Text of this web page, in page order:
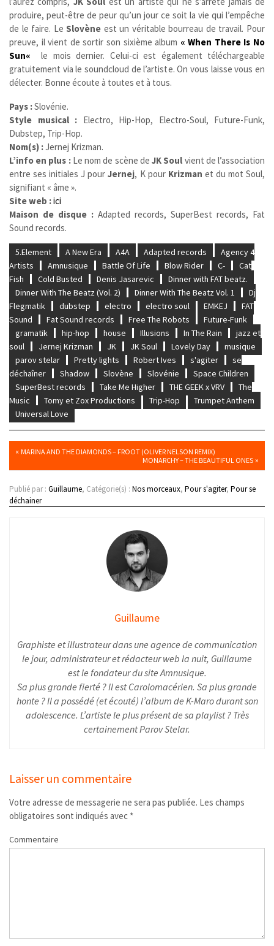
produire, peut-être de peur qu’un jour ce soit la vie qui l’empêche
de le faire. LeSlovène est un véritable bourreau de travail. Pour
preuve, il vient de sortir son sixième album «When There Is No
Sun«
le mois dernier. Celui-ci est également téléchargeable
gratuitement via le soundcloud de l’artiste. On vous laisse vous en
délecter. Bonne écoute à toutes et à tous.
Pays :Slovénie.
Style musical : Electro, Hip-Hop, Electro-Soul, Future-Funk,
Dubstep, Trip-Hop.
Nom(s) :Jernej Krizman.
L’info en plus :Le nom de scène deJK Soul vient de l’association
entre ses initiales J pourJernej, K pour Krizman et du mot Soul,
signifiant « âme ».
Site web :ici
Maison de disque : Adapted records, SuperBest records, Fat
Sound records.
5.Element A New Era A4A Adapted records
Agency 4
Artists
Amnusique Battle Of Life Blow Rider C-
Cat
Fish
Cold Busted Denis Jasarevic
Dinner with FAT beatz.
Dinner With The Beatz (Vol. 2)
Dinner With The Beatz Vol. 1
Dj
Flegmatik
dubstep electro electro soul EMKEJ
FAT
Sound
Fat Sound records Free The Robots
Future-Funk
gramatik
hip-hop house Illusions In The Rain
jazz et
soul
Jernej Krizman JK JK Soul Lovely Day
musique
parov stelar
Pretty lights Robert Ives s'agiter
se
déchaîner
Shadow Slovène Slovénie
Space Children
SuperBest records
Take Me Higher THE GEEK x VRV
The
Music
Tomy et Zox Productions Trip-Hop
Trumpet Anthem
Universal Love
« MARINA AND THE DIAMONDS – FROOT (OLIVER NELSON REMIX)
MONARCHY – THE BEAUTIFUL ONES »
Publié par : Guillaume, Catégorie(s) : Nos morceaux, Pour s'agiter, Pour se
déchainer
Guillaume
Graphiste et illustrateur dans une agence de communication
le jour, administrateur et rédacteur web la nuit, Guillaume
est le fondateur du site Amnusique.
Sa plus grande fierté ? Il est Carolomacérien. Sa plus grande
honte ? Il a possédé (et écouté) l’album de K-Maro durant son
adolescence. L’artiste le plus présent de sa playlist ? Très
certainement Parov Stelar.
Laisser un commentaire
Votre adresse de messagerie ne sera pas publiée. Les champs
obligatoires sont indiqués avec *
Commentaire